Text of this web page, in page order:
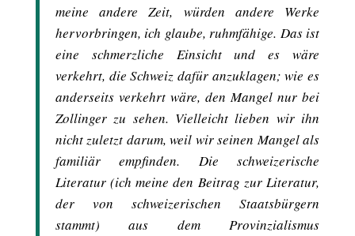
meine andere Zeit, würden andere Werke
hervorbringen, ich glaube, ruhmfähige. Das ist
eine schmerzliche Einsicht und es wäre
verkehrt, die Schweiz dafür anzuklagen; wie es
anderseits verkehrt wäre, den Mangel nur bei
Zollinger zu sehen. Vielleicht lieben wir ihn
nicht zuletzt darum, weil wir seinen Mangel als
familiär empfinden. Die schweizerische
Literatur (ich meine den Beitrag zur Literatur,
der von schweizerischen Staatsbürgern
stammt) aus dem Provinzialismus